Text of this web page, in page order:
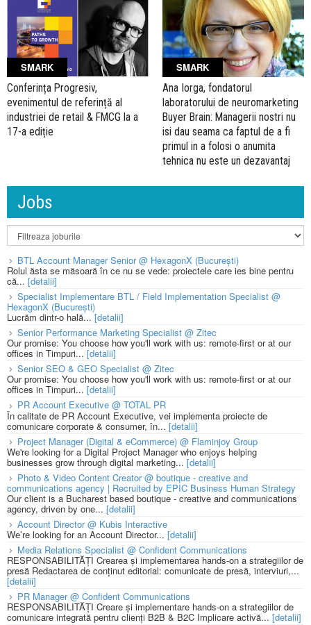
SMARK
Conferința Progresiv,
evenimentul de referință al
industriei de retail & FMCG la a
17-a ediție
SMARK
Ana Iorga, fondatorul
laboratorului de neuromarketing
Buyer Brain: Managerii nostri nu
isi dau seama ca faptul de a fi
primul in a folosi o anumita
tehnica nu este un dezavantaj
Jobs
BTL Account Manager Senior @ HexagonX (București)
Rolul ăsta se măsoară în ce nu se vede: proiectele care ies bine pentru
că... [detalii]
Specialist Implementare BTL / Field Implementation Specialist @
HexagonX (București)
Lucrăm dintr-o hală... [detalii]
Senior Performance Marketing Specialist @ Zitec
Our promise: You choose how you'll work with us: remote-first or at our
offices in Timpuri... [detalii]
Senior SEO & GEO Specialist @ Zitec
Our promise: You choose how you'll work with us: remote-first or at our
offices in Timpuri... [detalii]
PR Account Executive @ TOTAL PR
În calitate de PR Account Executive, vei implementa proiecte de
comunicare corporate & consumer, în... [detalii]
Project Manager (Digital & eCommerce) @ Flaminjoy Group
We're looking for a Digital Project Manager who enjoys helping
businesses grow through digital marketing... [detalii]
Photo & Video Content Creator @ boutique - creative and
communications agency | Recruited by EPIC Business Human Strategy
Our client is a Bucharest based boutique - creative and communications
agency, driven by one... [detalii]
Account Director @ Kubis Interactive
We’re looking for an Account Director... [detalii]
Media Relations Specialist @ Confident Communications
RESPONSABILITĂȚI Crearea și implementarea hands-on a strategiilor de
presă Redactarea de conținut editorial: comunicate de presă, interviuri,...
[detalii]
PR Manager @ Confident Communications
RESPONSABILITĂȚI Creare și implementare hands-on a strategiilor de
comunicare integrată pentru clienți B2B & B2C Implicare activă... [detalii]